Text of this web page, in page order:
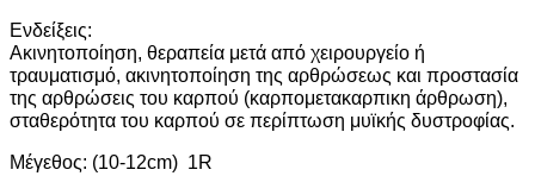
Ενδείξεις:
Ακινητοποίηση, θεραπεία μετά από χειρουργείο ή
τραυματισμό, ακινητοποίηση της αρθρώσεως και προστασία
της αρθρώσεις του καρπού (καρπομετακαρπικη άρθρωση),
σταθερότητα του καρπού σε περίπτωση μυϊκής δυστροφίας.
Μέγεθος: (10-12cm) 1R